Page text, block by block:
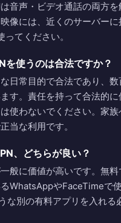
音声・ビデオ通話の両方
像には、近くのサーバー
ってください。
を使うのは合法ですか？
日常目的で合法であり、
す。責任を持って合法的に
使わないでください。家族
当な利用です。
、どちらが良い？
般に価値が高いです。無
WhatsAppやFaceTimeで
な別の有料アプリを入れる